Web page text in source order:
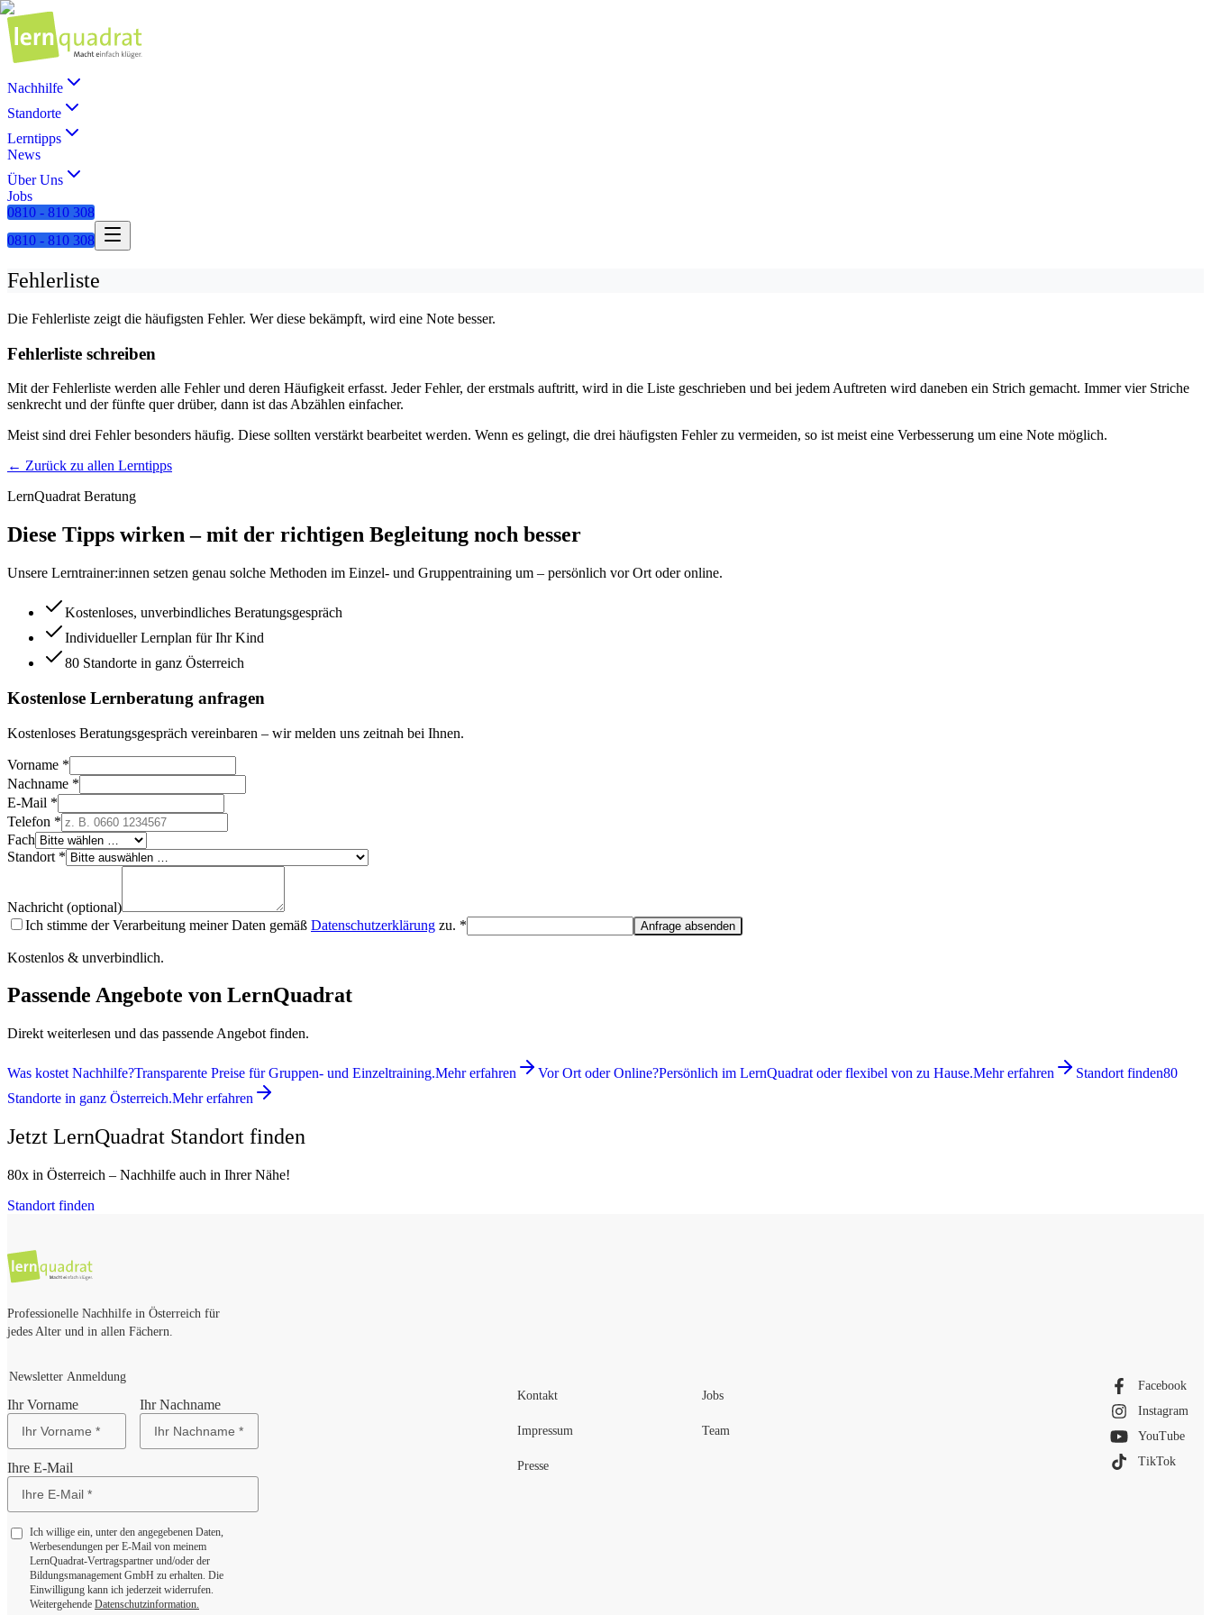
Nachhilfe
Standorte
Lerntipps
News
Über Uns
Jobs
0810 - 810 308
0810 - 810 308
Fehlerliste
Die Fehlerliste zeigt die häufigsten Fehler. Wer diese bekämpft, wird eine Note besser.
Fehlerliste schreiben
Mit der Fehlerliste werden alle Fehler und deren Häufigkeit erfasst. Jeder Fehler, der erstmals auftritt, wird in die Liste geschrieben und bei jedem Auftreten wird daneben ein Strich gemacht. Immer vier Striche
senkrecht und der fünfte quer drüber, dann ist das Abzählen einfacher.
Meist sind drei Fehler besonders häufig. Diese sollten verstärkt bearbeitet werden. Wenn es gelingt, die drei häufigsten Fehler zu vermeiden, so ist meist eine Verbesserung um eine Note möglich.
← Zurück zu allen Lerntipps
LernQuadrat Beratung
Diese Tipps wirken – mit der richtigen Begleitung noch besser
Unsere Lerntrainer:innen setzen genau solche Methoden im Einzel- und Gruppentraining um – persönlich vor Ort oder online.
Kostenloses, unverbindliches Beratungsgespräch
Individueller Lernplan für Ihr Kind
80 Standorte in ganz Österreich
Kostenlose Lernberatung anfragen
Kostenloses Beratungsgespräch vereinbaren – wir melden uns zeitnah bei Ihnen.
Vorname *
Nachname *
E-Mail *
Telefon *
Fach
Standort *
Nachricht (optional)
Ich stimme der Verarbeitung meiner Daten gemäß Datenschutzerklärung zu. * Anfrage absenden
Kostenlos & unverbindlich.
Passende Angebote von LernQuadrat
Direkt weiterlesen und das passende Angebot finden.
Was kostet Nachhilfe?Transparente Preise für Gruppen- und Einzeltraining.Mehr erfahren Vor Ort oder Online?Persönlich im LernQuadrat oder flexibel von zu Hause.Mehr erfahren Standort finden80
Standorte in ganz Österreich.Mehr erfahren
Jetzt LernQuadrat Standort finden
80x in Österreich – Nachhilfe auch in Ihrer Nähe!
Standort finden
Professionelle Nachhilfe in Österreich für
jedes Alter und in allen Fächern.
Newsletter Anmeldung
Ihr Vorname Ihr Nachname
Ihre E-Mail
Ich willige ein, unter den angegebenen Daten,
Werbesendungen per E-Mail von meinem
LernQuadrat-Vertragspartner und/oder der
Bildungsmanagement GmbH zu erhalten. Die
Einwilligung kann ich jederzeit widerrufen.
Weitergehende Datenschutzinformation.
Kontakt
Impressum
Presse
Jobs
Team
Facebook
Instagram
YouTube
TikTok